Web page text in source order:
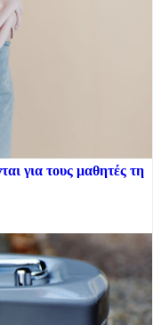
για τους μαθητές τη